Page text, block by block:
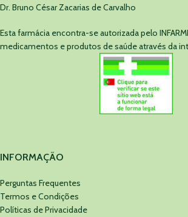
Dr. Bruno César Zacarias de Carvalho
Esta farmácia encontra-se autorizada pelo
medicamentos e produtos de saúde através da
INFORMAÇÃO
Perguntas Frequentes
Termos e Condições
Políticas de Privacidade